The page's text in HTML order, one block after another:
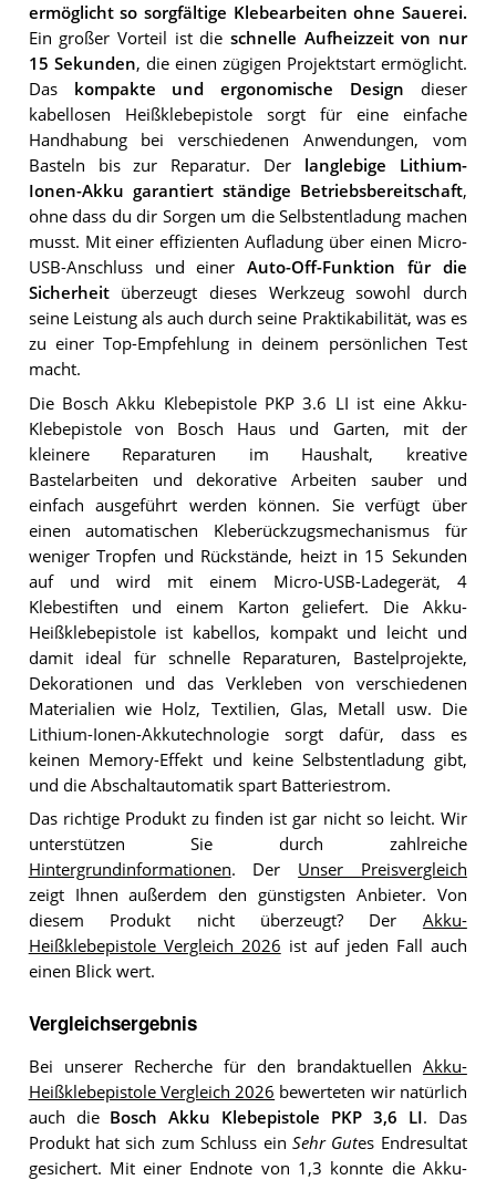
ermöglicht so sorgfältige Klebearbeiten ohne Sauerei.
Ein großer Vorteil ist die schnelle Aufheizzeit von nur
15 Sekunden, die einen zügigen Projektstart ermöglicht.
Das kompakte und ergonomische Design dieser
kabellosen Heißklebepistole sorgt für eine einfache
Handhabung bei verschiedenen Anwendungen, vom
Basteln bis zur Reparatur. Der langlebige Lithium-
Ionen-Akku garantiert ständige Betriebsbereitschaft,
ohne dass du dir Sorgen um die Selbstentladung machen
musst. Mit einer effizienten Aufladung über einen Micro-
USB-Anschluss und einerAuto-Off-Funktion für die
Sicherheitüberzeugt dieses Werkzeug sowohl durch
seine Leistung als auch durch seine Praktikabilität, was es
zu einer Top-Empfehlung in deinem persönlichen Test
macht.
Die Bosch Akku Klebepistole PKP 3.6 LI ist eine Akku-
Klebepistole von Bosch Haus und Garten, mit der
kleinere Reparaturen im Haushalt, kreative
Bastelarbeiten und dekorative Arbeiten sauber und
einfach ausgeführt werden können. Sie verfügt über
einen automatischen Kleberückzugsmechanismus für
weniger Tropfen und Rückstände, heizt in 15 Sekunden
auf und wird mit einem Micro-USB-Ladegerät, 4
Klebestiften und einem Karton geliefert. Die Akku-
Heißklebepistole ist kabellos, kompakt und leicht und
damit ideal für schnelle Reparaturen, Bastelprojekte,
Dekorationen und das Verkleben von verschiedenen
Materialien wie Holz, Textilien, Glas, Metall usw. Die
Lithium-Ionen-Akkutechnologie sorgt dafür, dass es
keinen Memory-Effekt und keine Selbstentladung gibt,
und die Abschaltautomatik spart Batteriestrom.
Das richtige Produkt zu finden ist gar nicht so leicht. Wir
unterstützen Sie durch zahlreiche
Hintergrundinformationen. Der Unser Preisvergleich
zeigt Ihnen außerdem den günstigsten Anbieter. Von
diesem Produkt nicht überzeugt? Der Akku-
Heißklebepistole Vergleich 2026 ist auf jeden Fall auch
einen Blick wert.
Vergleichsergebnis
Bei unserer Recherche für den brandaktuellen Akku-
Heißklebepistole Vergleich 2026 bewerteten wir natürlich
auch die Bosch Akku Klebepistole PKP 3,6 LI. Das
Produkt hat sich zum Schluss einSehr Gutes Endresultat
gesichert. Mit einer Endnote von 1,3 konnte die Akku-